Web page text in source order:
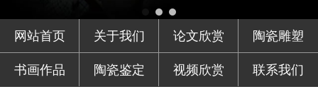
视频欣赏
网站首页 关于我们 论文欣赏 陶瓷雕塑
书画作品 陶瓷鉴定 视频欣赏 联系我们